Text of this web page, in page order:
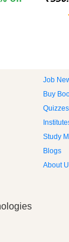
Job
Buy
Quizzes
Study
Blogs
About